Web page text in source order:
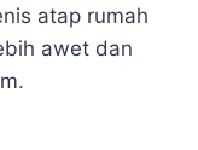
atap rumah
awet dan